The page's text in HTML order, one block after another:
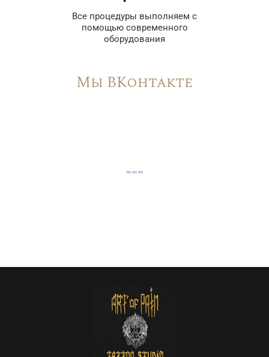
Все процедуры выполняем с
помощью современного
оборудования
Мы ВКонтакте